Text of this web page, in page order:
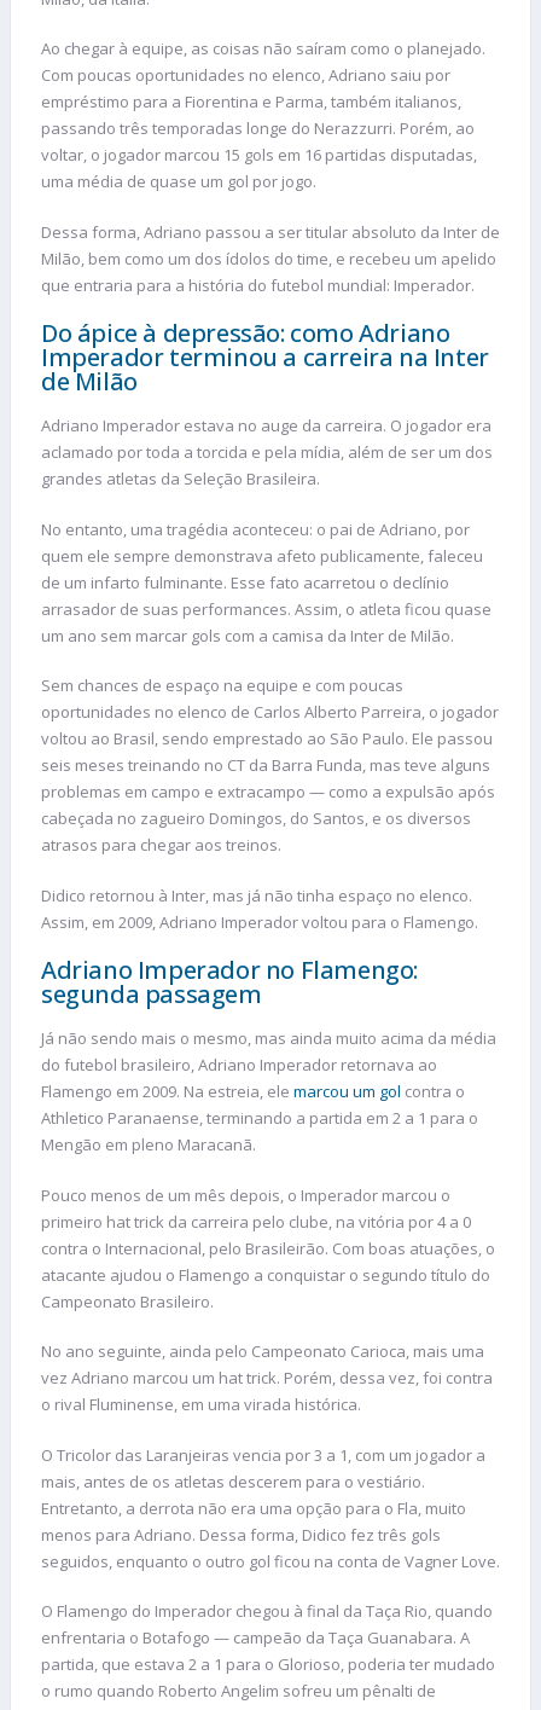
Ao chegar à equipe, as coisas não saíram como o planejado.
Com poucas oportunidades no elenco, Adriano saiu por
empréstimo para a Fiorentina e Parma, também italianos,
passando três temporadas longe do Nerazzurri. Porém, ao
voltar, o jogador marcou 15 gols em 16 partidas disputadas,
uma média de quase um gol por jogo.
Dessa forma, Adriano passou a ser titular absoluto da Inter de
Milão, bem como um dos ídolos do time, e recebeu um apelido
que entraria para a história do futebol mundial: Imperador.
Do ápice à depressão: como Adriano
Imperador terminou a carreira na Inter
de Milão
Adriano Imperador estava no auge da carreira. O jogador era
aclamado por toda a torcida e pela mídia, além de ser um dos
grandes atletas da Seleção Brasileira.
No entanto, uma tragédia aconteceu: o pai de Adriano, por
quem ele sempre demonstrava afeto publicamente, faleceu
de um infarto fulminante. Esse fato acarretou o declínio
arrasador de suas performances. Assim, o atleta ficou quase
um ano sem marcar gols com a camisa da Inter de Milão.
Sem chances de espaço na equipe e com poucas
oportunidades no elenco de Carlos Alberto Parreira, o jogador
voltou ao Brasil, sendo emprestado ao São Paulo. Ele passou
seis meses treinando no CT da Barra Funda, mas teve alguns
problemas em campo e extracampo — como a expulsão após
cabeçada no zagueiro Domingos, do Santos, e os diversos
atrasos para chegar aos treinos.
Didico retornou à Inter, mas já não tinha espaço no elenco.
Assim, em 2009, Adriano Imperador voltou para o Flamengo.
Adriano Imperador no Flamengo:
segunda passagem
Já não sendo mais o mesmo, mas ainda muito acima da média
do futebol brasileiro, Adriano Imperador retornava ao
Flamengo em 2009. Na estreia, ele marcou um gol contra o
Athletico Paranaense, terminando a partida em 2 a 1 para o
Mengão em pleno Maracanã.
Pouco menos de um mês depois, o Imperador marcou o
primeiro hat trick da carreira pelo clube, na vitória por 4 a 0
contra o Internacional, pelo Brasileirão. Com boas atuações, o
atacante ajudou o Flamengo a conquistar o segundo título do
Campeonato Brasileiro.
No ano seguinte, ainda pelo Campeonato Carioca, mais uma
vez Adriano marcou um hat trick. Porém, dessa vez, foi contra
o rival Fluminense, em uma virada histórica.
O Tricolor das Laranjeiras vencia por 3 a 1, com um jogador a
mais, antes de os atletas descerem para o vestiário.
Entretanto, a derrota não era uma opção para o Fla, muito
menos para Adriano. Dessa forma, Didico fez três gols
seguidos, enquanto o outro gol ficou na conta de Vagner Love.
O Flamengo do Imperador chegou à final da Taça Rio, quando
enfrentaria o Botafogo — campeão da Taça Guanabara. A
partida, que estava 2 a 1 para o Glorioso, poderia ter mudado
o rumo quando Roberto Angelim sofreu um pênalti de